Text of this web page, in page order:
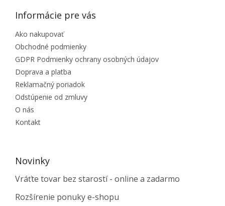
Informácie pre vás
Ako nakupovať
Obchodné podmienky
GDPR Podmienky ochrany osobných údajov
Doprava a platba
Reklamačný poriadok
Odstúpenie od zmluvy
O nás
Kontakt
Novinky
Vráťte tovar bez starostí - online a zadarmo
Rozšírenie ponuky e-shopu